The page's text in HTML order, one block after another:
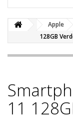
Apple
128GB
11